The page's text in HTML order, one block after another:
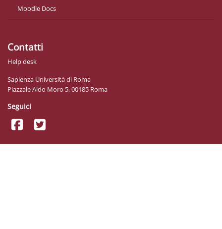
Moodle Docs
Contatti
Help desk
Sapienza Università di Roma
Piazzale Aldo Moro 5, 00185 Roma
Seguici